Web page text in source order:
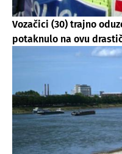
Vozačici (30) trajno
potaknulo na ovu